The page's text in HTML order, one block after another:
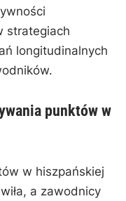
strategiach
longitudinalnych
punktów w
w hiszpańskiej
a zawodnicy